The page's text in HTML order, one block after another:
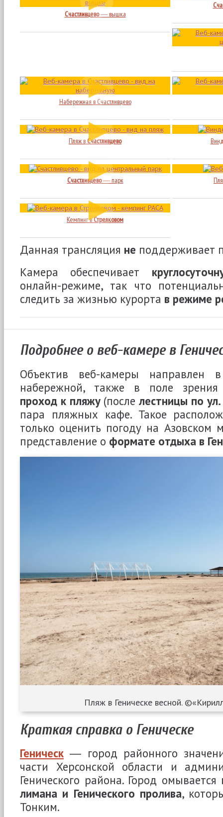
Счастливцево― вышка
Набережная в Счастливцево
Пляж в Счастливцево
Счастливцево― парк
Кемпинг вСтрелковом
Данная трансляция не поддерживает
Камера обеспечивает
онлайн-режиме, так что
следить за жизнью курорта в режиме
Подробнее о веб-камере в
Объектив веб-камеры направлен
набережной, также в поле
проход к пляжу(послелестницы по
пара пляжных кафе. Такое
только оценить погоду на Азовском
представление о формате отдыха в
Пляж в Геническе весной.
Краткая справка о Геническе
Геническ ― город районного
части Херсонской области и
Генического района. Город
лимана и Генического пролива,
Тонким.